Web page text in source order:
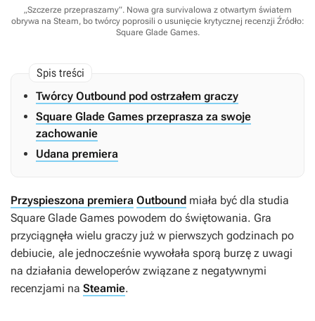
„Szczerze przepraszamy”. Nowa gra survivalowa z otwartym światem
obrywa na Steam, bo twórcy poprosili o usunięcie krytycznej recenzji Źródło:
Square Glade Games.
Twórcy Outbound pod ostrzałem graczy
Square Glade Games przeprasza za swoje
zachowanie
Udana premiera
Przyspieszona premiera Outbound miała być dla studia
Square Glade Games powodem do świętowania. Gra
przyciągnęła wielu graczy już w pierwszych godzinach po
debiucie, ale jednocześnie wywołała sporą burzę z uwagi
na działania deweloperów związane z negatywnymi
recenzjami na Steamie.